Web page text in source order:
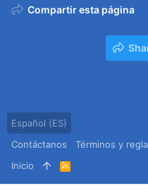
Compartir esta página
Español (ES)
Contáctanos
Términos y
Inicio
R
S
S